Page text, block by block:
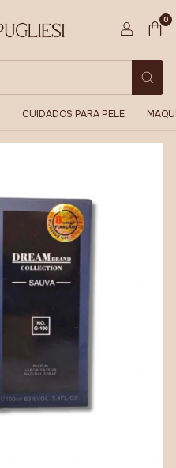
0
CUIDADOS PARA PELE